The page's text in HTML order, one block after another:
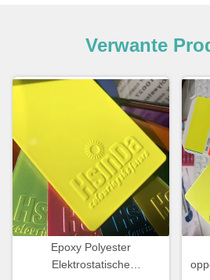
Verwante
Epoxy Polyester
Elektrostatische